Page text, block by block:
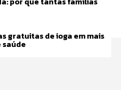
gratuitas de ioga em mais
saúde